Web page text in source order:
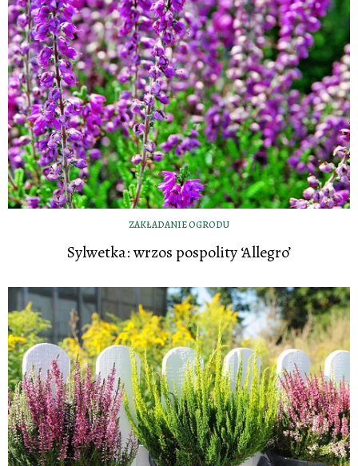
ZAKŁADANIE OGRODU
Sylwetka: wrzos pospolity ‘Allegro’